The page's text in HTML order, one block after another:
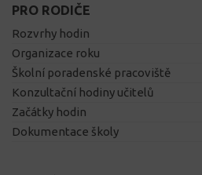
PRO RODIČE
Rozvrhy hodin
Organizace roku
Školní poradenské pracoviště
Konzultační hodiny učitelů
Začátky hodin
Dokumentace školy